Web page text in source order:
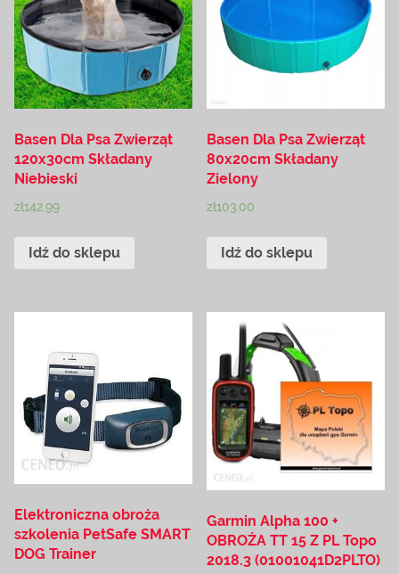
Basen Dla Psa Zwierząt
120x30cm Składany
Niebieski
zł142.99
Idź do sklepu
Basen Dla Psa Zwierząt
80x20cm Składany
Zielony
zł103.00
Idź do sklepu
Elektroniczna obroża
szkolenia PetSafe SMART
DOG Trainer
Garmin Alpha 100 +
OBROŻA TT 15 Z PL Topo
2018.3 (01001041D2PLTO)